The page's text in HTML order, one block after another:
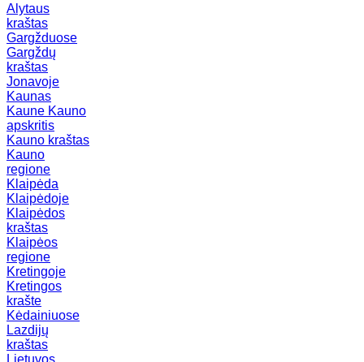
Alytaus
kraštas
Gargžduose
Gargždų
kraštas
Jonavoje
Kaunas
Kaune Kauno
apskritis
Kauno kraštas
Kauno
regione
Klaipėda
Klaipėdoje
Klaipėdos
kraštas
Klaipėos
regione
Kretingoje
Kretingos
krašte
Kėdainiuose
Lazdijų
kraštas
Lietuvos